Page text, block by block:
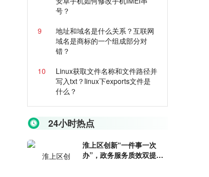
号？
9
地址和域名是什么关系？互联网
域名是商标的一个组成部分对
错？
10
Linux获取文件名称和文件路径并
写入txt？linux下exports文件是
什么？
24小时热点
淮上区创新“一件事一次
办”，政务服务质效双提升_